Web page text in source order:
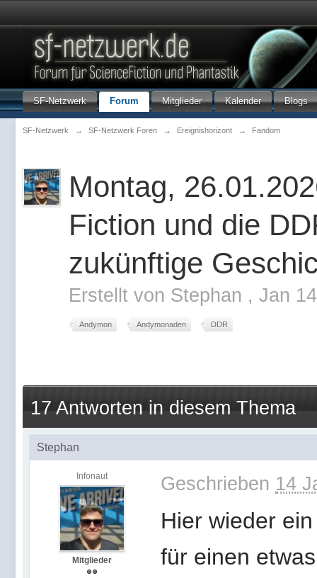
SF-Netzwerk Forum Mitglieder Kalender Blogs
SF-Netzwerk → SF-Netzwerk Foren → Ereignishorizont → Fandom
Montag,
Fiction und die
zukünftige
Erstellt von Stephan , Jan
Andymon Andymonaden DDR
17 Antworten in diesem Thema
Stephan
Infonaut
Mitglieder
Geschrieben 14
Hier wieder
für einen